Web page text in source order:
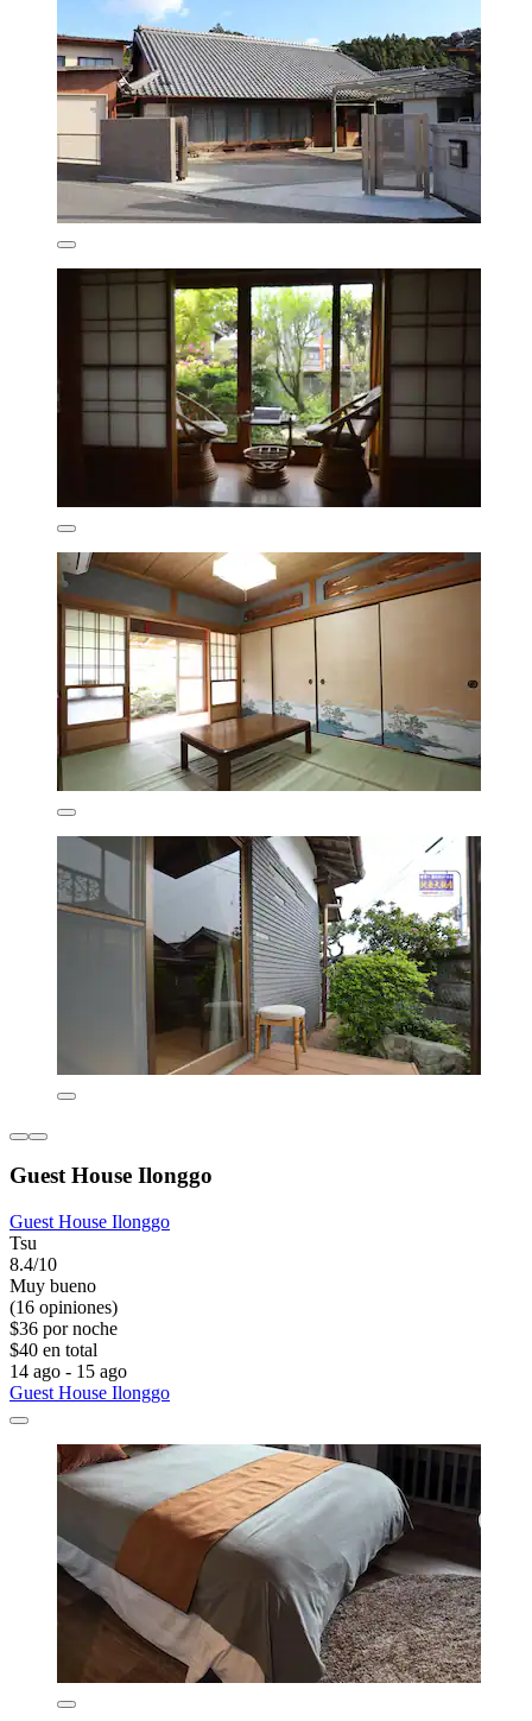
Guest House Ilonggo
Guest House Ilonggo
Tsu
8.4/10
Muy bueno
(16 opiniones)
$36 por noche
$40 en total
14 ago - 15 ago
Guest House Ilonggo